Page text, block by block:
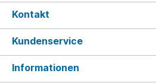
Kontakt
Kundenservice
Informationen